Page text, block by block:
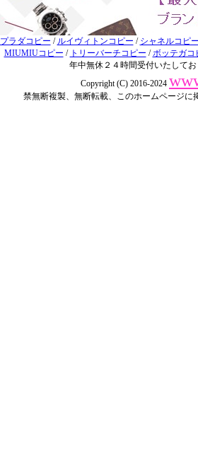
プラダコピー / ルイヴィトンコピー / シャネルコピ
MIUMIUコピー / トリーバーチコピー /ボッテガコ
年中無休２４時間受付いたして
Copyright (C) 2016-2024
禁無断複製、無断転載、このホームページ